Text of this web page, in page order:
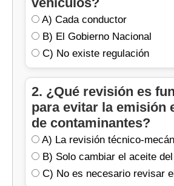
tránsito, ¿cuál sería y por qué?
A) Cada conductor
B) El Gobierno Nacional
C) No existe regulación
2. ¿Qué revisión es
para evitar la emisión
de contaminantes?
A) La revisión técnico-
B) Solo cambiar el aceite
C) No es necesario revisar